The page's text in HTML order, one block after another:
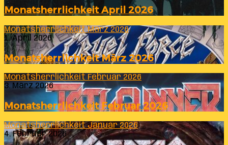
Monatsherrlichkeit April 2026
Monatsherrlichkeit März 2026
1. April 2026
Monatsherrlichkeit März 2026
Monatsherrlichkeit Februar 2026
3. März 2026
Monatsherrlichkeit Februar 2026
Monatsherrlichkeit Januar 2026
4. Februar 2026